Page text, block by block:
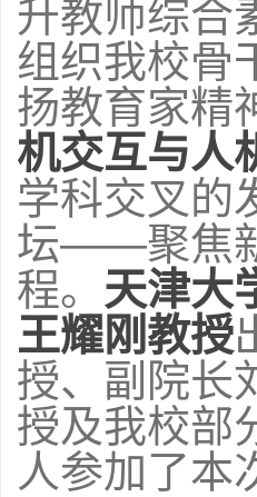
升教师综合
组织我校骨
扬教育家精
机交互与人
学科交叉的
坛——聚焦
程。 天津大
王耀刚教授
授、副院长
授及我校部
人参加了本